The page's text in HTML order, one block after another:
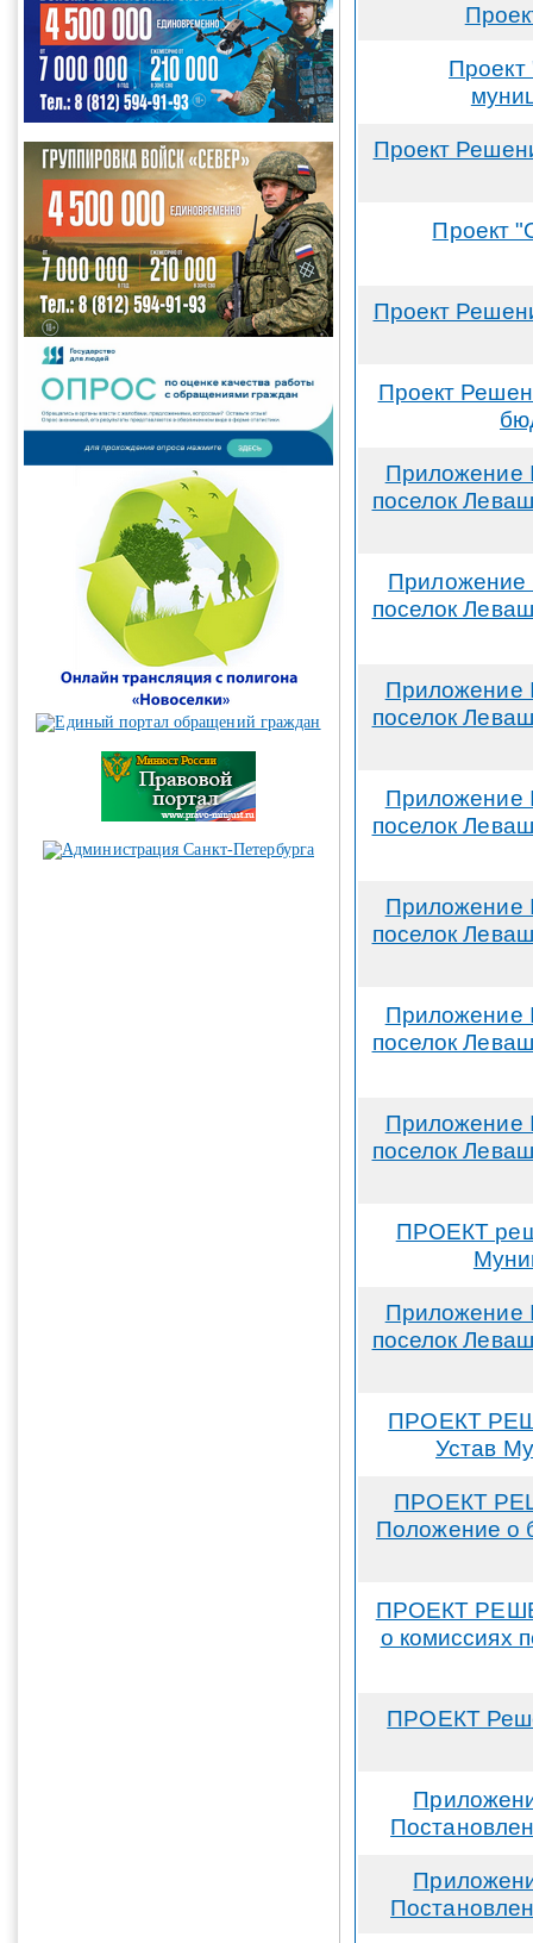
Проект
Проект
Проект
Проект
Приложение
поселок
Приложение
поселок
Приложение
поселок
Приложение
поселок
Приложение
поселок
Приложение
поселок
Приложение
поселок
ПРОЕКТ
Приложение
поселок
ПРОЕКТ
Устав
ПРОЕКТ
Положение о
ПРОЕКТ
о комиссиях
ПРОЕКТ